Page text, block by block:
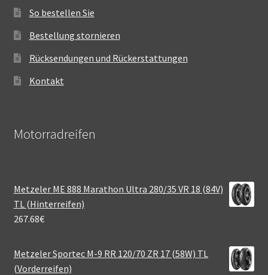
So bestellen Sie
Bestellung stornieren
Rücksendungen und Rückerstattungen
Kontakt
Motorradreifen
Metzeler ME 888 Marathon Ultra 280/35 VR 18 (84V)
TL (Hinterreifen)
267.68€
Metzeler Sportec M-9 RR 120/70 ZR 17 (58W) TL
(Vorderreifen)